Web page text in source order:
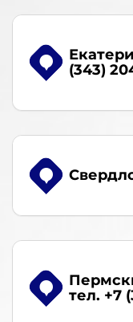
(343)
тел. +7